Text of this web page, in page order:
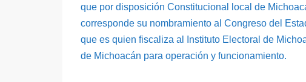
que por disposición Constitucional local de
corresponde su nombramiento al Congreso del
que es quien fiscaliza al Instituto Electoral de
de Michoacán para operación y funcionamiento.